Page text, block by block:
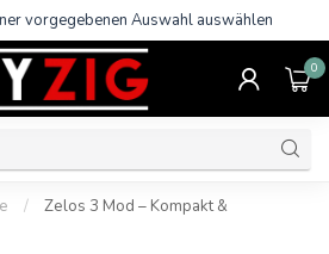
vorgegebenen Auswahl auswählen
0
/
Zelos 3 Mod – Kompakt &